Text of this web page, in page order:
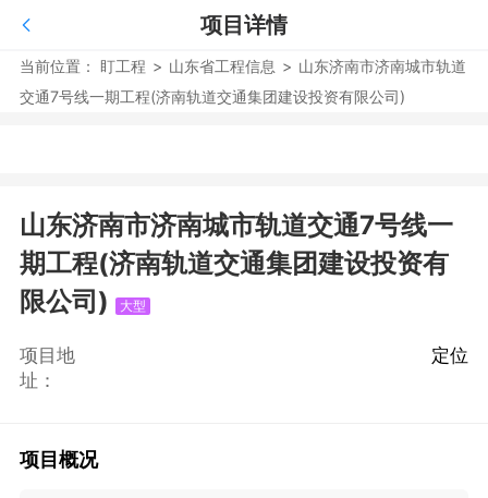
项目详情
当前位置： 盯工程 > 山东省工程信息 > 山东济南市济南城市轨道
交通7号线一期工程(济南轨道交通集团建设投资有限公司)
山东济南市济南城市轨道交通7号线一
期工程(济南轨道交通集团建设投资有
限公司)
大型
项目地
址：
定位
项目概况